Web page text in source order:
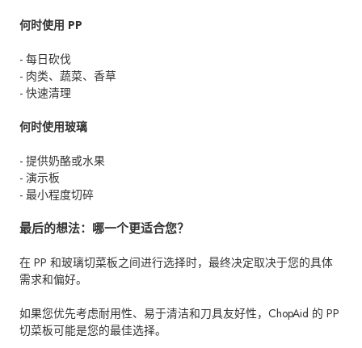
何时使用 PP
- 每日砍伐
- 肉类、蔬菜、香草
- 快速清理
何时使用玻璃
- 提供奶酪或水果
- 演示板
- 最小程度切碎
最后的想法：哪一个更适合您？
在 PP 和玻璃切菜板之间进行选择时，最终决定取决于您的具体
需求和偏好。
如果您优先考虑耐用性、易于清洁和刀具友好性，ChopAid 的 PP
切菜板可能是您的最佳选择。